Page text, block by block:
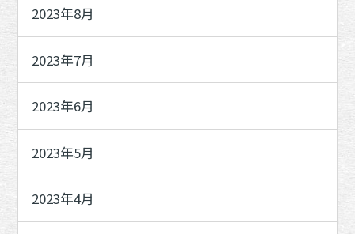
2023年8月
2023年7月
2023年6月
2023年5月
2023年4月